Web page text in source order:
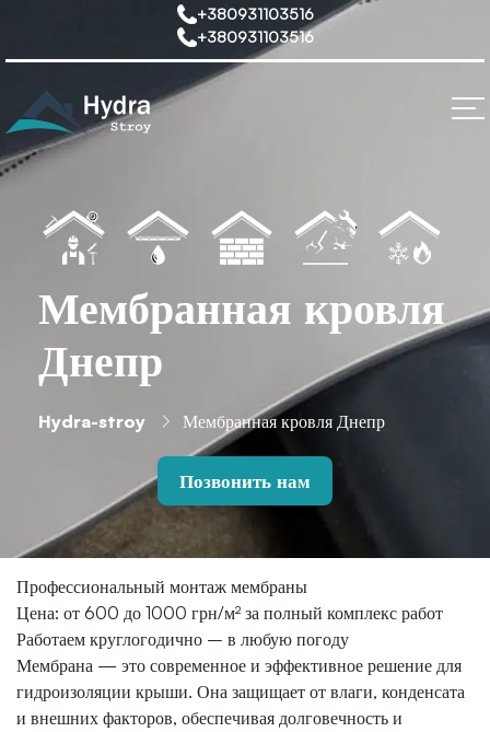
+380931103516
+380931103516
Мембранная кровля
Днепр
Hydra-stroy Мембранная кровля Днепр
Позвонить нам
Профессиональный монтаж мембраны
Цена: от 600 до 1000 грн/м² за полный комплекс работ
Работаем круглогодично – в любую погоду
Мембрана — это современное и эффективное решение для
гидроизоляции крыши. Она защищает от влаги, конденсата
и внешних факторов, обеспечивая долговечность и